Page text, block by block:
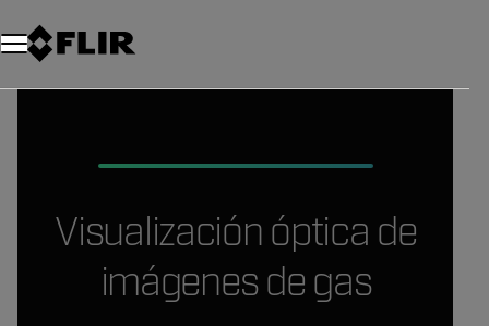
Unread messages
Modelo
Eliminar
artículos
artículo
Añadir al carro
Añadido al carro
Visualización óptica de
imágenes de gas